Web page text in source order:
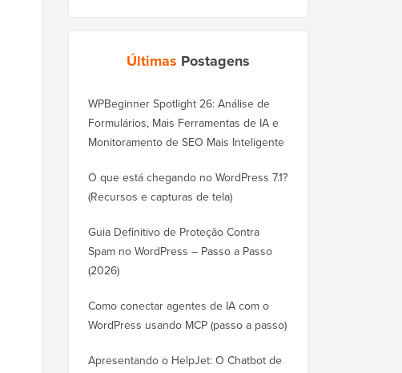
Últimas Postagens
WPBeginner Spotlight 26: Análise de
Formulários, Mais Ferramentas de IA e
Monitoramento de SEO Mais Inteligente
O que está chegando no WordPress 7.1?
(Recursos e capturas de tela)
Guia Definitivo de Proteção Contra
Spam no WordPress – Passo a Passo
(2026)
Como conectar agentes de IA com o
WordPress usando MCP (passo a passo)
Apresentando o HelpJet: O Chatbot de